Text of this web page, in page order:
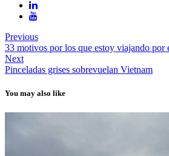
Previous
33 motivos por los que estoy viajando por
Next
Pinceladas grises sobrevuelan Vietnam
You may also like